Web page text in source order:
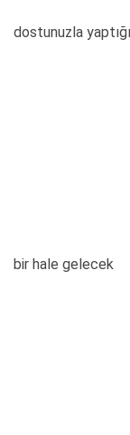
dostunuzla
bir hale gelecek